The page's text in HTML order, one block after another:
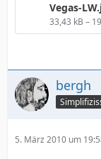
Vegas-
33,43 kB –
bergh
5. März 2010 um